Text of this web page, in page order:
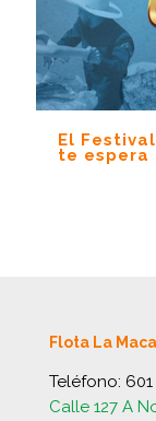
El
te espera
Flota La
Teléfono:
Calle 127 A